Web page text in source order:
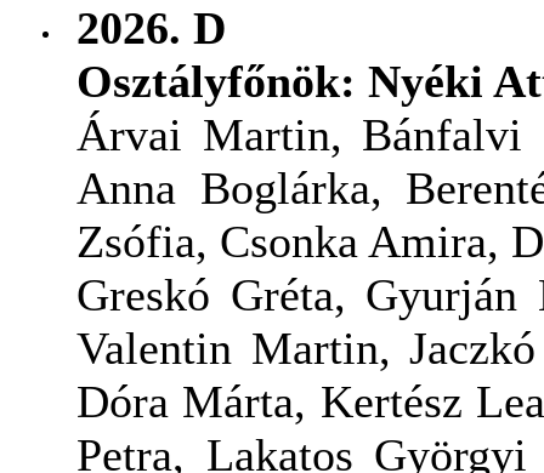
2026. D
Osztályfőnök: Nyéki
Árvai Martin, Bánfalvi
Anna Boglárka,
Zsófia, Csonka Amira,
Greskó Gréta,
Valentin Martin,
Dóra Márta, Kertész
Petra, Lakatos